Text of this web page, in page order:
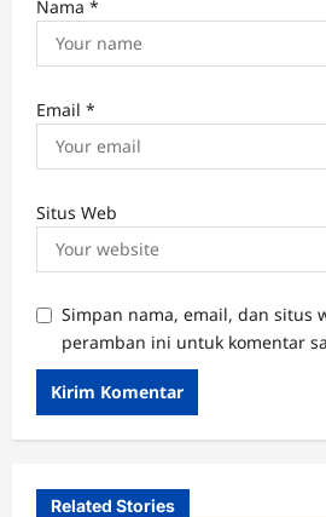
Nama *
Email *
Situs Web
Simpan nama, email, dan situs
peramban ini untuk komentar
Related Stories